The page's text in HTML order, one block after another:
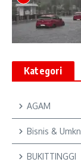
Kategori
AGAM
Bisnis & Umkn
BUKITTINGGI